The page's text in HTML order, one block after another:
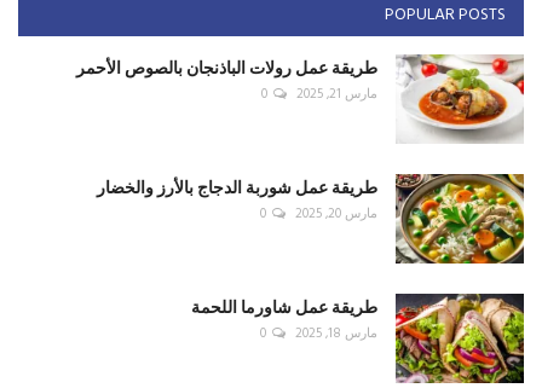
POPULAR POSTS
طريقة عمل رولات الباذنجان بالصوص الأحمر
مارس 21, 2025 0
طريقة عمل شوربة الدجاج بالأرز والخضار
مارس 20, 2025 0
طريقة عمل شاورما اللحمة
مارس 18, 2025 0